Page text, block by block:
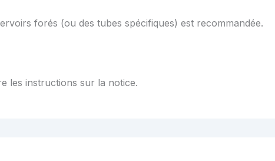
forés (ou des tubes spécifiques) est recommandée.
les instructions sur la notice.